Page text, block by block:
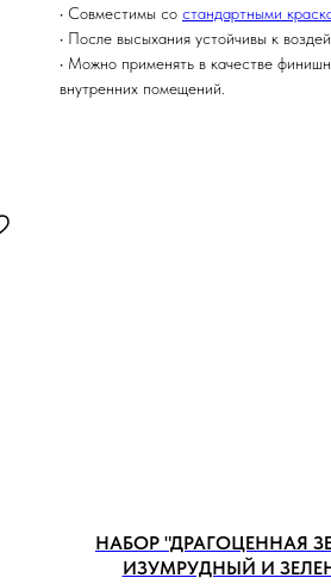
• Совместимы со стандартными
• После высыхания устойчивы к
• Можно применять в качестве
внутренних помещений.
НАБОР "ДРАГОЦЕННАЯ
ИЗУМРУДНЫЙ И